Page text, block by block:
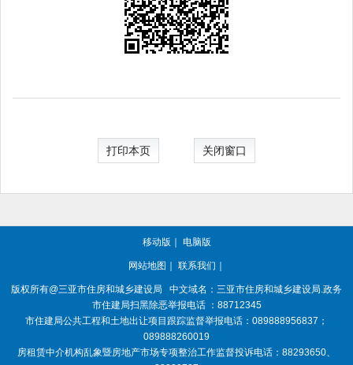
打印本页 关闭窗口
移动版 ｜ 电脑版
网站地图 ｜ 联系我们 ｜
版权所有@三亚市住房和城乡建设局
中文域名：三亚市住房和城乡建设局.政务
市住建局扫黑除恶举报电话 ：88712345
市住建局公共工程和土地出让项目跟踪监督举报电话：089888956837；
089888260019
房租赁中介机构乱象暨房地产市场专项整治工作监督投诉电话：88293650、